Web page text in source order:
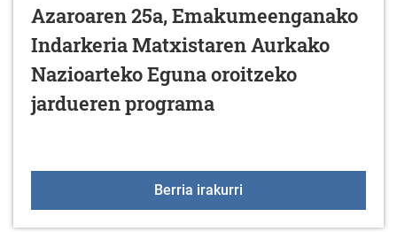
Azaroaren 25a, Emakumeenganako
Indarkeria Matxistaren Aurkako
Nazioarteko Eguna oroitzeko
jardueren programa
Berria irakurri